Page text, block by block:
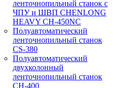
ленточнопильный станок с
ЧПУ и ШВП CHENLONG
HEAVY CH-450NC
Полуавтоматический
ленточнопильный станок
CS-380
Полуавтоматический
двухколонный
ленточнопильный станок
CH-400